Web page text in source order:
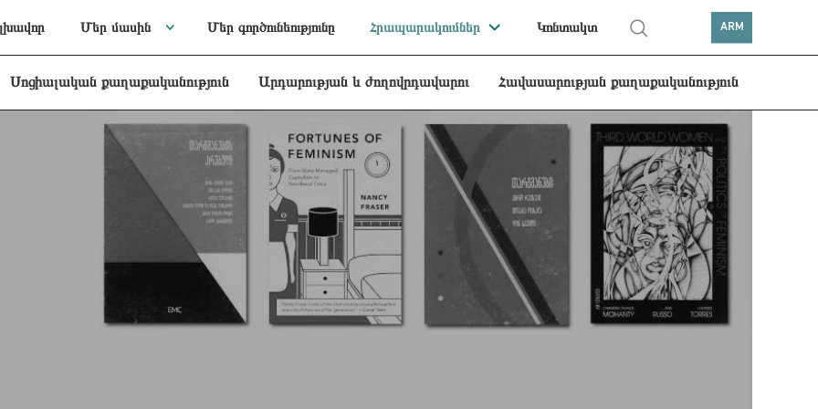
Մեր մասին Մեր գործունեությունը Հրապարակումներ Կոնտակտ ARM
Սոցիալական քաղաքականություն Արդարության և ժողովրդավարու Հավասարության քաղաքականություն